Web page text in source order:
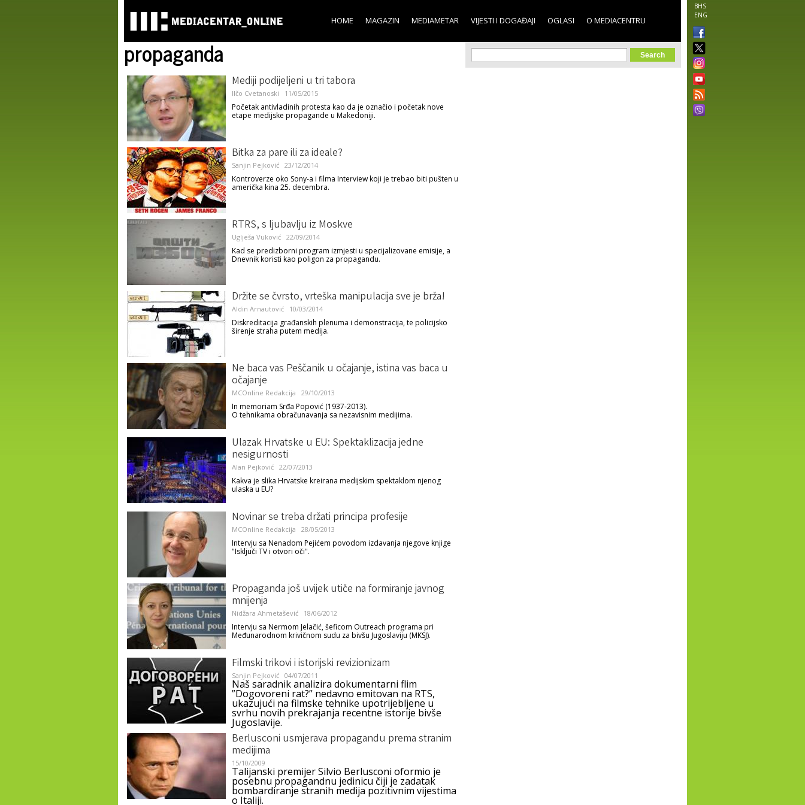
main
content
BHS
ENG
HOME MAGAZIN MEDIAMETAR VIJESTI I DOGAĐAJI OGLASI O MEDIACENTRU
propaganda
Mediji podijeljeni u tri tabora
Ilčo Cvetanoski 11/05/2015
Početak antivladinih protesta kao da je označio i početak nove
etape medijske propagande u Makedoniji.
Bitka za pare ili za ideale?
Sanjin Pejković 23/12/2014
Kontroverze oko Sony-a i filma Interview koji je trebao biti pušten u
američka kina 25. decembra.
RTRS, s ljubavlju iz Moskve
Uglješa Vuković 22/09/2014
Kad se predizborni program izmjesti u specijalizovane emisije, a
Dnevnik koristi kao poligon za propagandu.
Držite se čvrsto, vrteška manipulacija sve je brža!
Aldin Arnautović 10/03/2014
Diskreditacija građanskih plenuma i demonstracija, te policijsko
širenje straha putem medija.
Ne baca vas Peščanik u očajanje, istina vas baca u
očajanje
MCOnline Redakcija 29/10/2013
In memoriam Srđa Popović (1937-2013).
O tehnikama obračunavanja sa nezavisnim medijima.
Ulazak Hrvatske u EU: Spektaklizacija jedne
nesigurnosti
Alan Pejković 22/07/2013
Kakva je slika Hrvatske kreirana medijskim spektaklom njenog
ulaska u EU?
Novinar se treba držati principa profesije
MCOnline Redakcija 28/05/2013
Intervju sa Nenadom Pejićem povodom izdavanja njegove knjige
"Isključi TV i otvori oči".
Propaganda još uvijek utiče na formiranje javnog
mnijenja
Nidžara Ahmetašević 18/06/2012
Intervju sa Nermom Jelačić, šeficom Outreach programa pri
Međunarodnom krivičnom sudu za bivšu Jugoslaviju (MKSJ).
Filmski trikovi i istorijski revizionizam
Sanjin Pejković 04/07/2011
Naš saradnik analizira dokumentarni flim
”Dogovoreni rat?” nedavno emitovan na RTS,
ukazujući na filmske tehnike upotrijebljene u
svrhu novih prekrajanja recentne istorije bivše
Jugoslavije.
Berlusconi usmjerava propagandu prema stranim
medijima
15/10/2009
Talijanski premijer Silvio Berlusconi oformio je
posebnu propagandnu jedinicu čiji je zadatak
bombardiranje stranih medija pozitivnim vijestima
o Italiji.
Search form
Search